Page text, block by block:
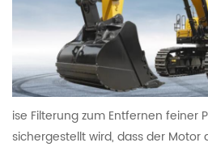
ise Filterung zum Entfernen feiner
sichergestellt wird, dass der Motor